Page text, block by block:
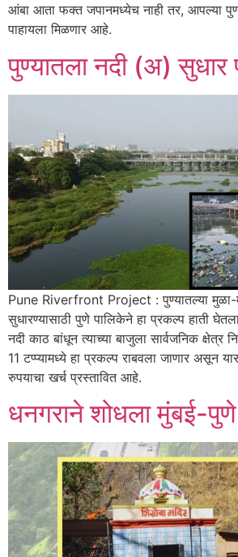
आंबा आता फक्त जपानमध्येच नाही तर, आपल्या
पाहायला मिळणार आहे.
पुण्यातला नदी (अ) सुधार
Pune Riverfront Project : पुण्यातल्या मुळा-
सुधारण्यासाठी पुणे पालिकेने हा प्रकल्प हाती
नदी काठ बांधून त्याच्या बाजुला सार्वजनिक क्षेत्र
11 टप्प्यामध्ये हा प्रकल्प राबवला जाणार असून
रुपयाचा खर्च प्रस्तावित आहे.
धनगराने शोधला मुंबई-पुणे